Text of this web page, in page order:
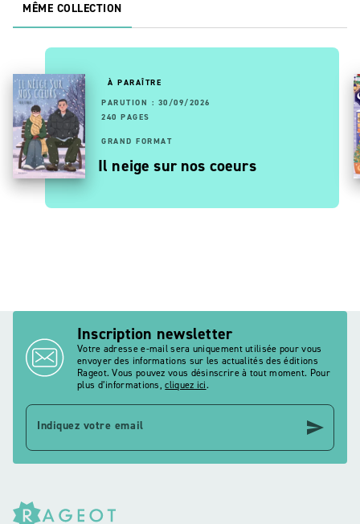
MÊME COLLECTION
À PARAÎTRE
PARUTION : 30/09/2026
240 PAGES
GRAND FORMAT
Il neige sur nos coeurs
Inscription newsletter
Votre adresse e-mail sera uniquement utilisée pour vous
envoyer des informations sur les actualités des éditions
Rageot. Vous pouvez vous désinscrire à tout moment. Pour
plus d’informations,cliquez ici.
Indiquez votre email send